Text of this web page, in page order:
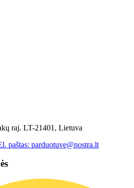
raj. LT-21401, Lietuva
paštas: parduotuve@nostra.lt